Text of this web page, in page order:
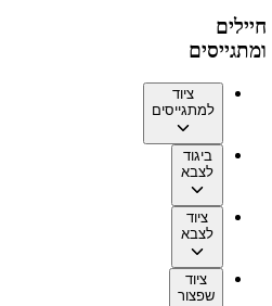
חיילים
ומתגייסים
ציוד
למתגייסים
ביגוד
לצבא
ציוד
לצבא
ציוד
שפצור